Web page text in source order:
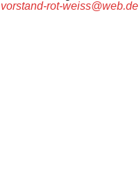
vorstand-rot-weiss@web.de